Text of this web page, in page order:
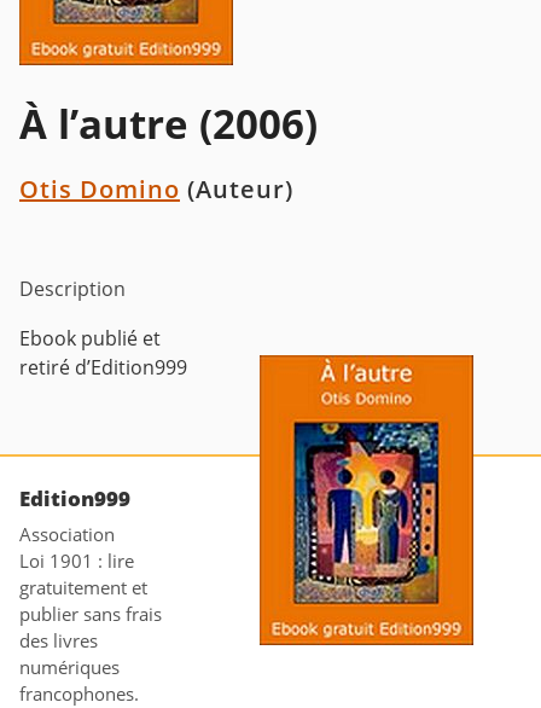
À l’autre (2006)
Otis Domino (Auteur)
Description
Ebook publié et
retiré d’Edition999
Edition999
Association
Loi 1901 : lire
gratuitement et
publier sans frais
des livres
numériques
francophones.